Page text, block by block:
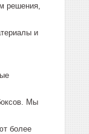
решения,
и
Мы
более